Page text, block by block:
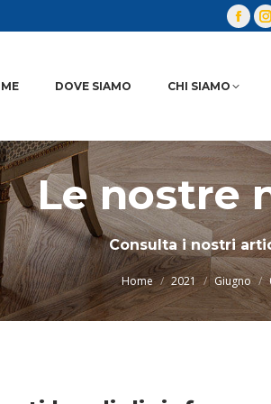
DOVE SIAMO CHI SIAMO
Le nostre
Consulta i nostri
You are here:
Home 2021 Giugno